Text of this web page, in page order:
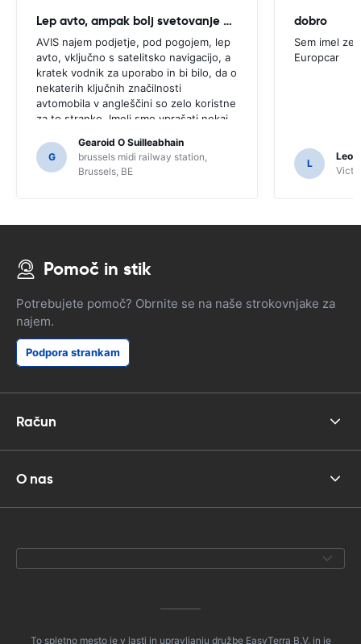
Lep avto, ampak bolj svetovanje potrebno
AVIS najem podjetje, pod pogojem, lep
avto, vključno s satelitsko navigacijo, a
kratek vodnik za uporabo in bi bilo, da o
nekaterih ključnih značilnosti
avtomobila v angleščini so zelo koristne
za to stranko. Imeli smo vprašati nekaj
jih morda ne bi pogruntal funkcije SAT
NAV.
G
Gearoid O Suilleabhain
brussels midi railway station,
Brussels, BE
dobro
Sem imel
Europcar
L
Pomoč in stik
Potrebujete pomoč? Obrnite se na naše strokovnjake za
najem.
Podpora strankam
Račun
O nas
To spletno mesto je v lasti in upravljanju družbe EasyTerra B.V. in je